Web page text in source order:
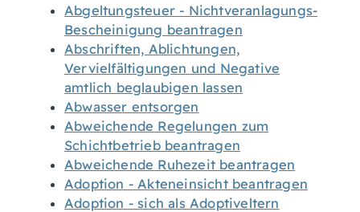
Abgeltungsteuer - Nichtveranlagungs-
Bescheinigung beantragen
Abschriften, Ablichtungen,
Vervielfältigungen und Negative
amtlich beglaubigen lassen
Abwasser entsorgen
Abweichende Regelungen zum
Schichtbetrieb beantragen
Abweichende Ruhezeit beantragen
Adoption - Akteneinsicht beantragen
Adoption - sich als Adoptiveltern